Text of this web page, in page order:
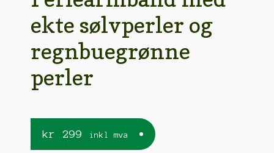
ekte sølvperler og
regnbuegrønne
perler
kr 299 inkl mva